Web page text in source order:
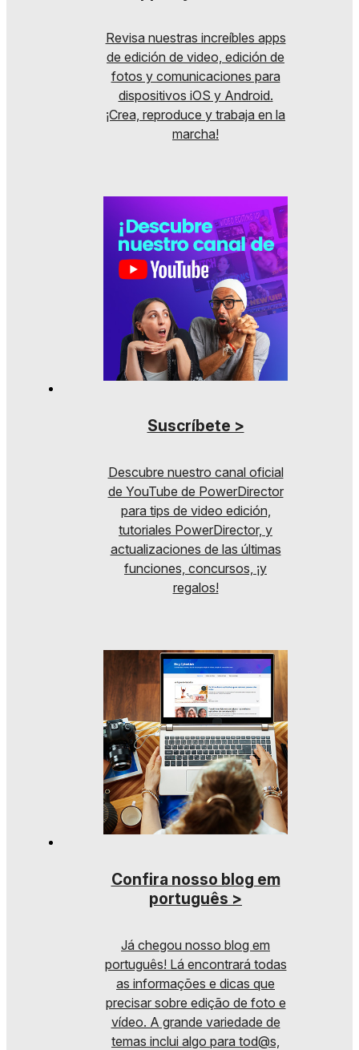
Revisa nuestras increíbles apps
de edición de video, edición de
fotos y comunicaciones para
dispositivos iOS y Android.
¡Crea, reproduce y trabaja en la
marcha!
Suscríbete >
Descubre nuestro canal oficial
de YouTube de PowerDirector
para tips de video edición,
tutoriales PowerDirector, y
actualizaciones de las últimas
funciones, concursos, ¡y
regalos!
Confira nosso blog em
português >
Já chegou nosso blog em
português! Lá encontrará todas
as informações e dicas que
precisar sobre edição de foto e
vídeo. A grande variedade de
temas inclui algo para tod@s,